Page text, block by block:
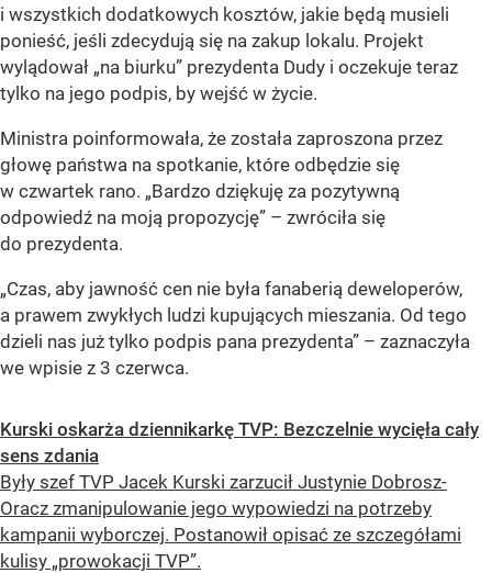
i wszystkich dodatkowych kosztów, jakie będą musieli
ponieść, jeśli zdecydują się na zakup lokalu. Projekt
wylądował „na biurku” prezydenta Dudy i oczekuje teraz
tylko na jego podpis, by wejść w życie.
Ministra poinformowała, że została zaproszona przez
głowę państwa na spotkanie, które odbędzie się
w czwartek rano. „Bardzo dziękuję za pozytywną
odpowiedź na moją propozycję” – zwróciła się
do prezydenta.
„Czas, aby jawność cen nie była fanaberią deweloperów,
a prawem zwykłych ludzi kupujących mieszania. Od tego
dzieli nas już tylko podpis pana prezydenta” – zaznaczyła
we wpisie z 3 czerwca.
Kurski oskarża dziennikarkę TVP: Bezczelnie wycięła cały
sens zdania
Były szef TVP Jacek Kurski zarzucił Justynie Dobrosz-
Oracz zmanipulowanie jego wypowiedzi na potrzeby
kampanii wyborczej. Postanowił opisać ze szczegółami
kulisy „prowokacji TVP”.